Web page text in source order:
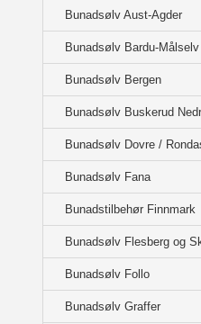
Bunadsølv Aust-Agder
Bunadsølv Bardu-Målselv
Bunadsølv Bergen
Bunadsølv Buskerud
Bunadsølv Dovre /
Bunadsølv Fana
Bunadstilbehør Finnmark
Bunadsølv Flesberg og
Bunadsølv Follo
Bunadsølv Graffer